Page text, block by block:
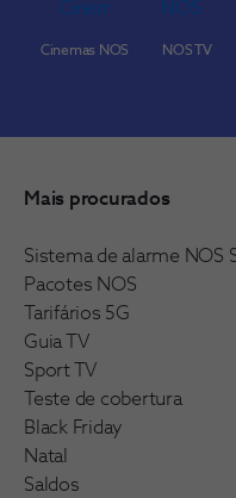
Cinemas NOS NOS TV
Mais procurados
Sistema de alarme NOS
Pacotes NOS
Tarifários 5G
Guia TV
Sport TV
Teste de cobertura
Black Friday
Natal
Saldos